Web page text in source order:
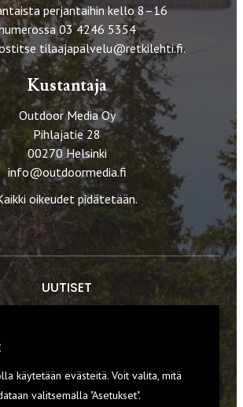
perjantaihin kello 8–16
03 4246 5354
tilaajapalvelu@retkilehti.fi.
Kustantaja
Outdoor Media Oy
Pihlajatie 28
00270 Helsinki
info@outdoormedia.fi
oikeudet pidätetään.
UUTISET
VARUSTEET
käytetään evästeitä. Voit valita, mitä
valitsemalla "Asetukset".